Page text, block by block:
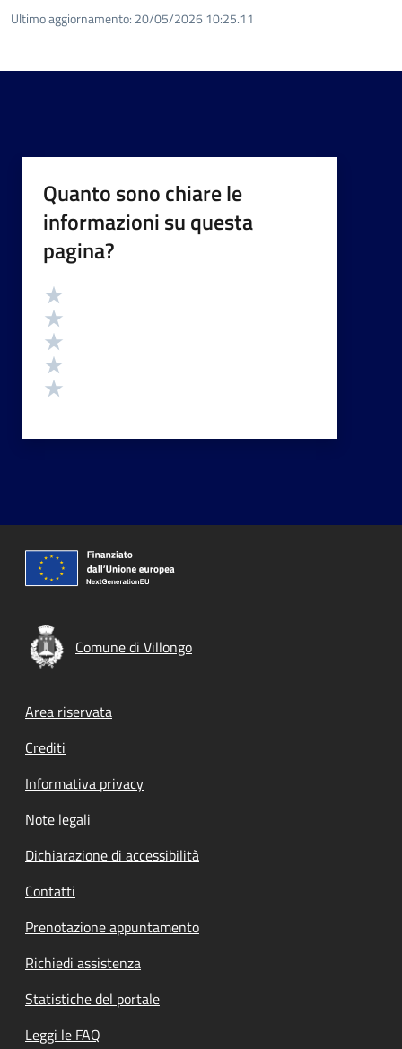
Ultimo aggiornamento: 20/05/2026 10:25.11
Quanto sono chiare le
informazioni su questa
pagina?
Valutazione
Comune di Villongo
Footer menu
Area riservata
Crediti
Informativa privacy
Note legali
Dichiarazione di accessibilità
Contatti
Prenotazione appuntamento
Richiedi assistenza
Statistiche del portale
Leggi le FAQ